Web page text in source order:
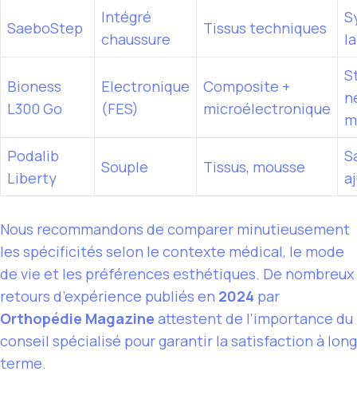
SaeboStep
Intégré
chaussure
Tissus techniques
Bioness
L300 Go
Electronique
(FES)
Composite +
microélectronique
Podalib
Liberty
Souple Tissus, mousse
Nous recommandons de comparer minutieusement
les spécificités selon le contexte médical, le mode
de vie et les préférences esthétiques. De nombreux
retours d’expérience publiés en 2024 par
Orthopédie Magazine attestent de l’importance du
conseil spécialisé pour garantir la satisfaction à long
terme.